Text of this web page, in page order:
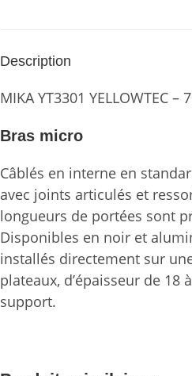
Description
MIKA YT3301 YELLOWTEC
Bras micro
Câblés en interne en
avec joints articulés et
longueurs de portées sont
Disponibles en noir et
installés directement sur
plateaux, d’épaisseur de 18
support.